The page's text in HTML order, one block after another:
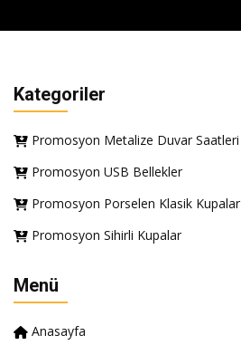
Kategoriler
Promosyon Metalize Duvar Saatleri
Promosyon USB Bellekler
Promosyon Porselen Klasik Kupalar
Promosyon Sihirli Kupalar
Menü
Anasayfa